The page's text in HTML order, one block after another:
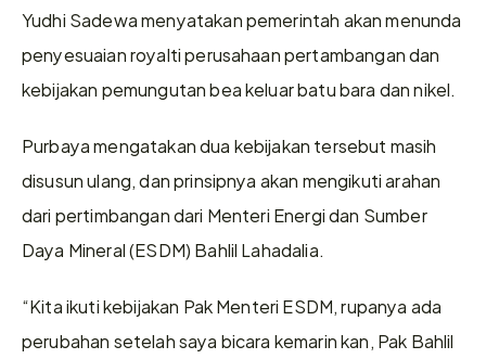
Yudhi Sadewa menyatakan pemerintah akan menunda
penyesuaian royalti perusahaan pertambangan dan
kebijakan pemungutan bea keluar batu bara dan nikel.
Purbaya mengatakan dua kebijakan tersebut masih
disusun ulang, dan prinsipnya akan mengikuti arahan
dari pertimbangan dari Menteri Energi dan Sumber
Daya Mineral (ESDM) Bahlil Lahadalia.
“Kita ikuti kebijakan Pak Menteri ESDM, rupanya ada
perubahan setelah saya bicara kemarin kan, Pak Bahlil